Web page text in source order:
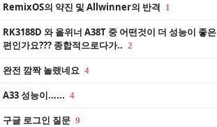
RemixOS의 약진 및 Allwinner의 반격 1
RK3188D 와 올위너 A38T 중 어떤것이 더 성능이 좋은
편인가요??? 종합적으로다가.. 2
완전 깜짝 놀랬네요 4
A33 성능이...... 4
구글 로그인 질문 9